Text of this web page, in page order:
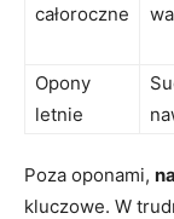
całoroczne
Opony⁢
letnie
Poza oponami,
kluczowe. W